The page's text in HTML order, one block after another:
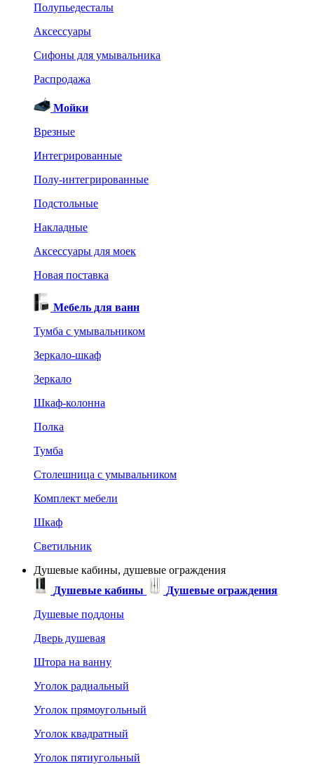
Полупьедесталы
Аксессуары
Сифоны для умывальника
Распродажа
Мойки
Врезные
Интегрированные
Полу-интегрированные
Подстольные
Накладные
Аксессуары для моек
Новая поставка
Мебель для ванн
Тумба с умывальником
Зеркало-шкаф
Зеркало
Шкаф-колонна
Полка
Тумба
Столешница с умывальником
Комплект мебели
Шкаф
Светильник
Душевые кабины, душевые ограждения
Душевые кабины
Душевые ограждения
Душевые поддоны
Дверь душевая
Штора на ванну
Уголок радиальный
Уголок прямоугольный
Уголок квадратный
Уголок пятиугольный